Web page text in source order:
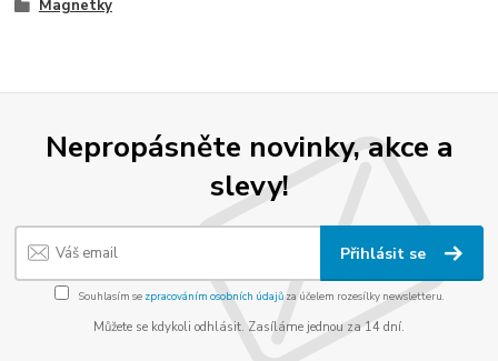
Magnetky
Nepropásněte novinky, akce a
slevy!
Přihlásit se
Souhlasím se zpracováním osobních údajůza účelem rozesílky newsletteru.
Můžete se kdykoli odhlásit. Zasíláme jednou za 14 dní.